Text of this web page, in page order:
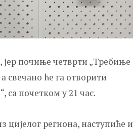
почиње четврти „Требиње
свечано ће га отворити
са почетком у 21 час.
цијелог региона, наступиће и